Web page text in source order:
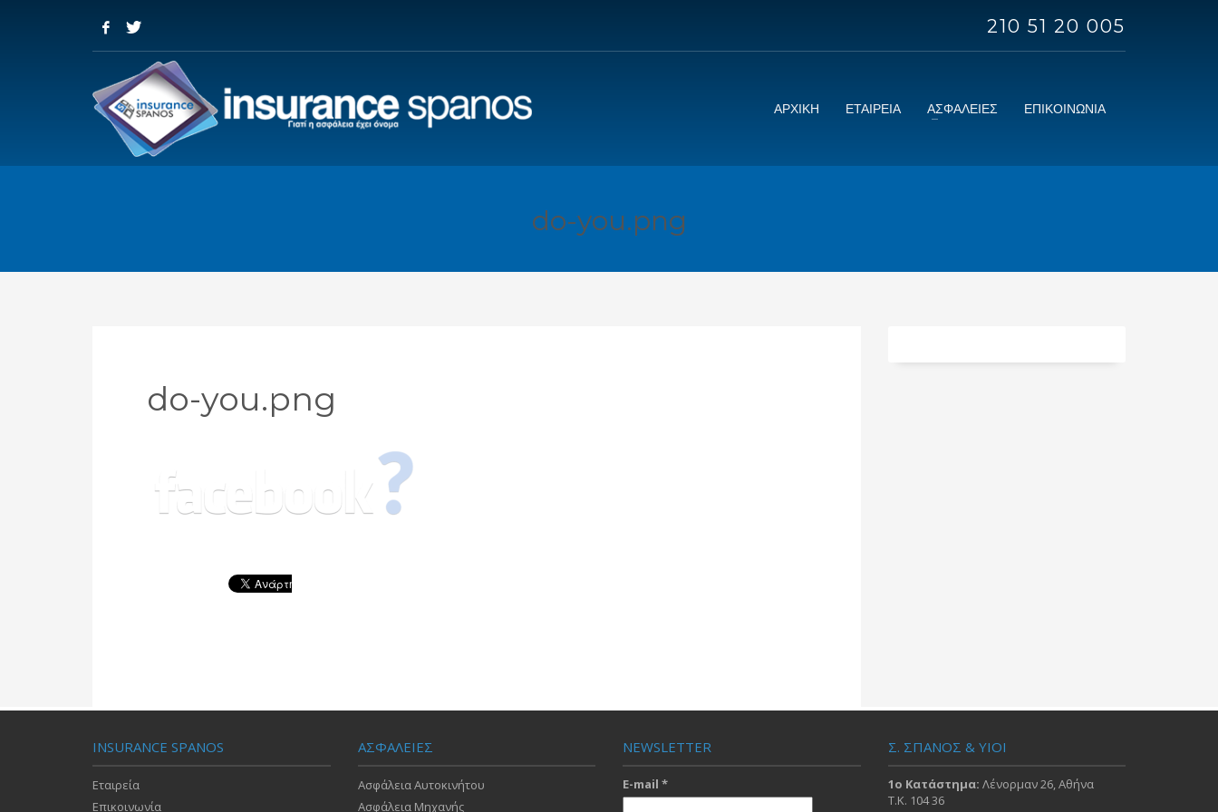
210 51 20 005
ΑΡΧΙΚΗ ΕΤΑΙΡΕΙΑ ΑΣΦΑΛΕΙΕΣ ΕΠΙΚΟΙΝΩΝΙΑ
do-you.png
do-you.png
INSURANCE SPANOS
Εταιρεία
Επικοινωνία
ΑΣΦΑΛΕΙΕΣ
Ασφάλεια Αυτοκινήτου
Ασφάλεια Μηχανής
NEWSLETTER
E-mail *
Σ. ΣΠΑΝΟΣ & ΥΙΟΙ
1ο Κατάστημα: Λένορμαν 26, Αθήνα
Τ.Κ. 104 36